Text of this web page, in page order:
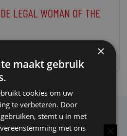
LEGAL WOMAN OF THE
×
maakt gebruik
cookies om uw
te verbeteren. Door
stemt u in met
met ons